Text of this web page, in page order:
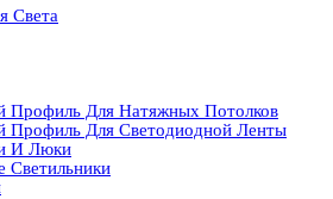
Света
Профиль Для Натяжных Потолков
Профиль Для Светодиодной Ленты
И Люки
Светильники